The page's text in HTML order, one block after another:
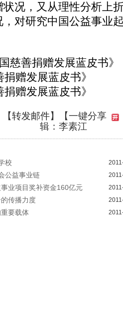
况，又从理性分析上
对研究中国公益事业
善捐赠发展蓝皮书》
赠发展蓝皮书》
赠发展蓝皮书》
转发邮件】
【一键分享
辑：李素江
校
公益事业链
业项目奖补资金160亿元
传播力度
要载体